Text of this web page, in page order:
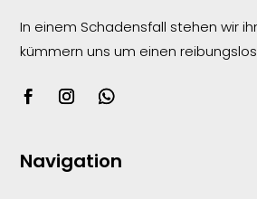
In einem Schadensfall stehen wir
kümmern uns um einen
Navigation